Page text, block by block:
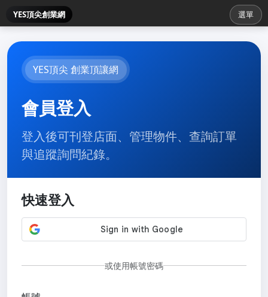
YES頂尖創業網 選單
YES頂尖 創業頂讓網
會員登入
登入後可刊登店面、管理物件、查詢訂單
與追蹤詢問紀錄。
快速登入
或使用帳號密碼